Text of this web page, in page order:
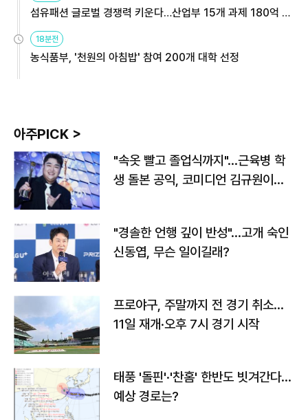
섬유패션 글로벌 경쟁력 키운다…산업부 15개 과제 180억 지
원
18분전
농식품부, '천원의 아침밥' 참여 200개 대학 선정
아주PICK >
"속옷 빨고 졸업식까지"…근육병 학
생 돌본 공익, 코미디언 김규원이었
"경솔한 언행 깊이 반성"…고개 숙인
신동엽, 무슨 일이길래?
프로야구, 주말까지 전 경기 취소…
11일 재개·오후 7시 경기 시작
태풍 '돌핀'·'찬홈' 한반도 빗겨간다…
예상 경로는?